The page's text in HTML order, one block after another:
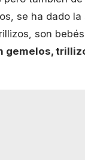
se ha dado
son
gemelos,